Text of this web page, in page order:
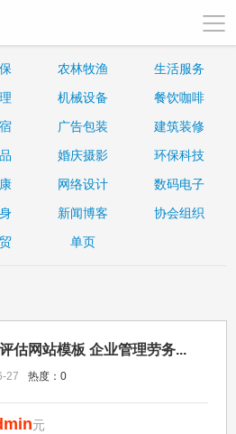
农林牧渔
生活服务
机械设备
餐饮咖啡
广告包装
建筑装修
婚庆摄影
环保科技
网络设计
数码电子
新闻博客
协会组织
单页
估网站模板 企业管理劳务...
27 热度： 0
元